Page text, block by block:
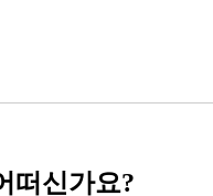
떠신가요?